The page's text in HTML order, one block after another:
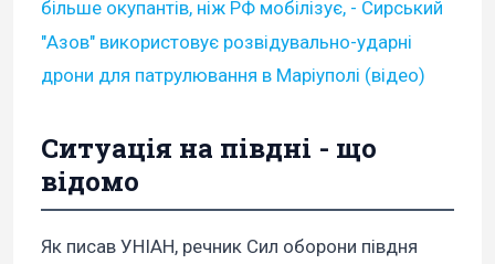
більше окупантів, ніж РФ мобілізує, - Сирський
"Азов" використовує розвідувально-ударні
дрони для патрулювання в Маріуполі (відео)
Ситуація на півдні - що
відомо
Як писав УНІАН, речник Сил оборони півдня